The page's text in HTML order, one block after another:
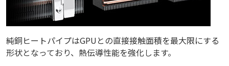
純銅ヒートパイプはGPUとの直接接触面積を最大限にする
形状となっており、熱伝導性能を強化します。